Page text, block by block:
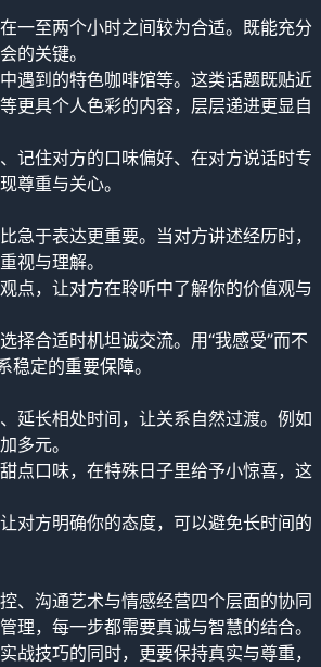
一至两个小时之间较为合适。既能充分
的关键。
遇到的特色咖啡馆等。这类话题既贴近
更具个人色彩的内容，层层递进更显自
记住对方的口味偏好、在对方说话时专
尊重与关心。
急于表达更重要。当对方讲述经历时，
视与理解。
点，让对方在聆听中了解你的价值观与
择合适时机坦诚交流。用“我感受”而不
定的重要保障。
延长相处时间，让关系自然过渡。例如
多元。
点口味，在特殊日子里给予小惊喜，这
对方明确你的态度，可以避免长时间的
、沟通艺术与情感经营四个层面的协同
，每一步都需要真诚与智慧的结合。
战技巧的同时，更要保持真实与尊重，